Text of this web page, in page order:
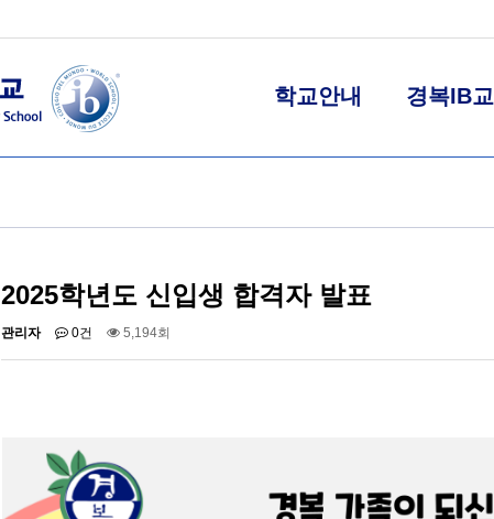
학교안내 경복IB
2025학년도 신입생 합격자 발표
관리자 0건 5,194회